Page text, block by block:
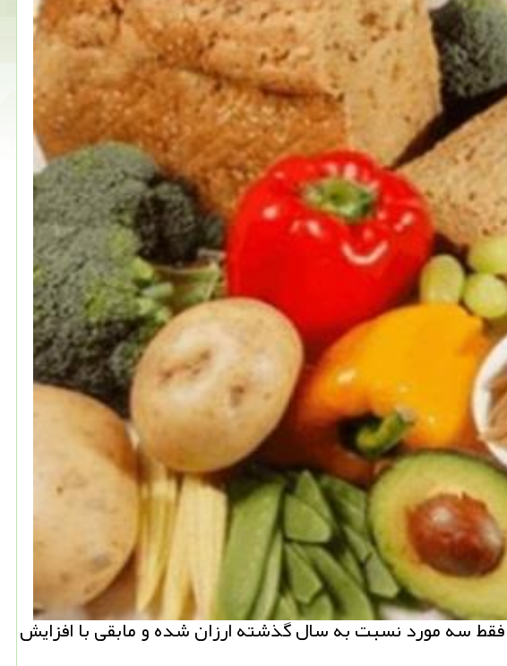
قرار می گیرد فقط سه مورد نسبت به سال گذشته ارزان شده و مابقی با افزایش